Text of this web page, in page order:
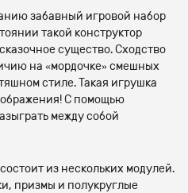
забавный игровой набор
такой конструктор
существо. Сходство
на «мордочке» смешных
стиле. Такая игрушка
С помощью
между собой
из нескольких модулей.
призмы и полукруглые